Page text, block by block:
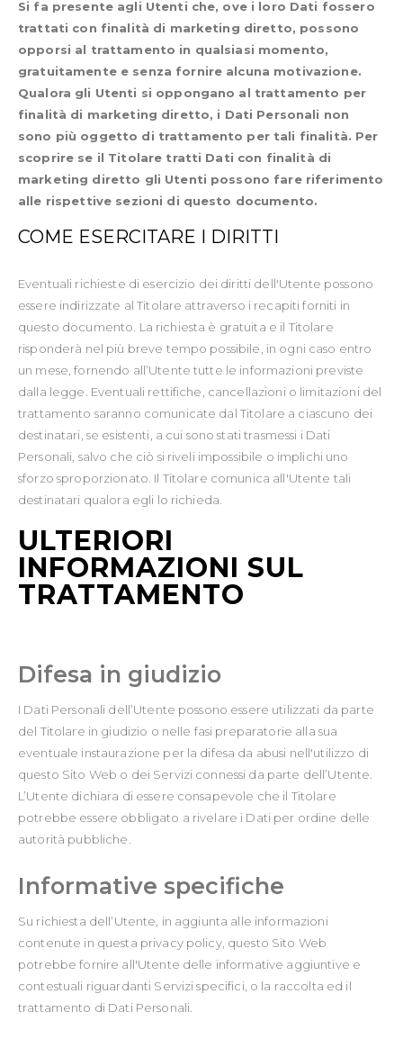
Si fa presente agli Utenti che, ove i loro Dati fossero
trattati con finalità di marketing diretto, possono
opporsi al trattamento in qualsiasi momento,
gratuitamente e senza fornire alcuna motivazione.
Qualora gli Utenti si oppongano al trattamento per
finalità di marketing diretto, i Dati Personali non
sono più oggetto di trattamento per tali finalità. Per
scoprire se il Titolare tratti Dati con finalità di
marketing diretto gli Utenti possono fare riferimento
alle rispettive sezioni di questo documento.
COME ESERCITARE I DIRITTI
Eventuali richieste di esercizio dei diritti dell'Utente possono
essere indirizzate al Titolare attraverso i recapiti forniti in
questo documento. La richiesta è gratuita e il Titolare
risponderà nel più breve tempo possibile, in ogni caso entro
un mese, fornendo all’Utente tutte le informazioni previste
dalla legge. Eventuali rettifiche, cancellazioni o limitazioni del
trattamento saranno comunicate dal Titolare a ciascuno dei
destinatari, se esistenti, a cui sono stati trasmessi i Dati
Personali, salvo che ciò si riveli impossibile o implichi uno
sforzo sproporzionato. Il Titolare comunica all'Utente tali
destinatari qualora egli lo richieda.
ULTERIORI
INFORMAZIONI SUL
TRATTAMENTO
Difesa in giudizio
I Dati Personali dell’Utente possono essere utilizzati da parte
del Titolare in giudizio o nelle fasi preparatorie alla sua
eventuale instaurazione per la difesa da abusi nell'utilizzo di
questo Sito Web o dei Servizi connessi da parte dell’Utente.
L’Utente dichiara di essere consapevole che il Titolare
potrebbe essere obbligato a rivelare i Dati per ordine delle
autorità pubbliche.
Informative specifiche
Su richiesta dell’Utente, in aggiunta alle informazioni
contenute in questa privacy policy, questo Sito Web
potrebbe fornire all'Utente delle informative aggiuntive e
contestuali riguardanti Servizi specifici, o la raccolta ed il
trattamento di Dati Personali.